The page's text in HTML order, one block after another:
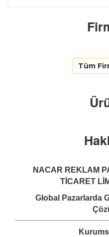
Tüm
NACAR REKLAM
TİCARET
Global Pazarlarda